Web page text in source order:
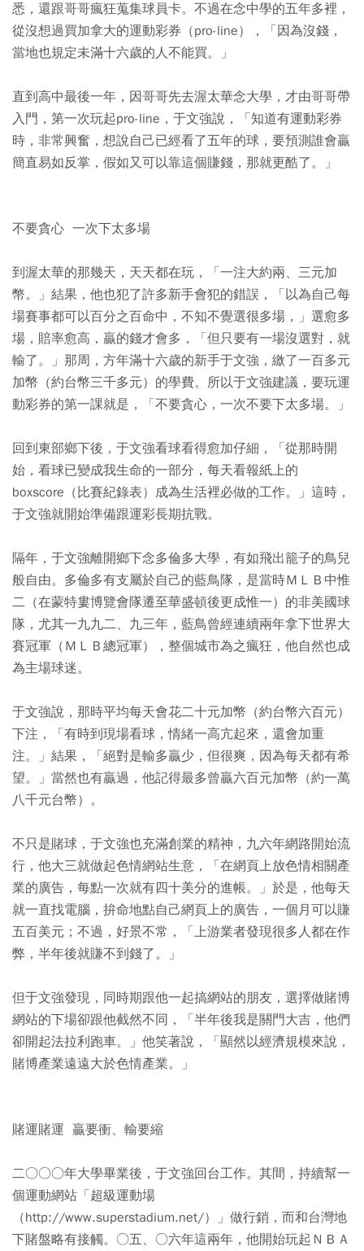
悉，還跟哥哥瘋狂蒐集球員卡。不過在念中學的五年多裡，
從沒想過買加拿大的運動彩券（pro-line），「因為沒錢，
當地也規定未滿十六歲的人不能買。」
直到高中最後一年，因哥哥先去渥太華念大學，才由哥哥帶
入門，第一次玩起pro-line，于文強說，「知道有運動彩券
時，非常興奮，想說自己已經看了五年的球，要預測誰會贏
簡直易如反掌，假如又可以靠這個賺錢，那就更酷了。」
不要貪心 一次下太多場
到渥太華的那幾天，天天都在玩，「一注大約兩、三元加
幣。」結果，他也犯了許多新手會犯的錯誤，「以為自己每
場賽事都可以百分之百命中，不知不覺選很多場，」選愈多
場，賠率愈高，贏的錢才會多，「但只要有一場沒選對，就
輸了。」那周，方年滿十六歲的新手于文強，繳了一百多元
加幣（約台幣三千多元）的學費。所以于文強建議，要玩運
動彩券的第一課就是，「不要貪心，一次不要下太多場。」
回到東部鄉下後，于文強看球看得愈加仔細，「從那時開
始，看球已變成我生命的一部分，每天看報紙上的
boxscore（比賽紀錄表）成為生活裡必做的工作。」這時，
于文強就開始準備跟運彩長期抗戰。
隔年，于文強離開鄉下念多倫多大學，有如飛出籠子的鳥兒
般自由。多倫多有支屬於自己的藍鳥隊，是當時ＭＬＢ中惟
二（在蒙特婁博覽會隊遷至華盛頓後更成惟一）的非美國球
隊，尤其一九九二、九三年，藍鳥曾經連續兩年拿下世界大
賽冠軍（ＭＬＢ總冠軍），整個城市為之瘋狂，他自然也成
為主場球迷。
于文強說，那時平均每天會花二十元加幣（約台幣六百元）
下注，「有時到現場看球，情緒一高亢起來，還會加重
注。」結果，「絕對是輸多贏少，但很爽，因為每天都有希
望。」當然也有贏過，他記得最多曾贏六百元加幣（約一萬
八千元台幣）。
不只是賭球，于文強也充滿創業的精神，九六年網路開始流
行，他大三就做起色情網站生意，「在網頁上放色情相關產
業的廣告，每點一次就有四十美分的進帳。」於是，他每天
就一直找電腦，拚命地點自己網頁上的廣告，一個月可以賺
五百美元；不過，好景不常，「上游業者發現很多人都在作
弊，半年後就賺不到錢了。」
但于文強發現，同時期跟他一起搞網站的朋友，選擇做賭博
網站的下場卻跟他截然不同，「半年後我是關門大吉，他們
卻開起法拉利跑車。」他笑著說，「顯然以經濟規模來說，
賭博產業遠遠大於色情產業。」
賭運賭運 贏要衝、輸要縮
二○○○年大學畢業後，于文強回台工作。其間，持續幫一
個運動網站「超級運動場
（http://www.superstadium.net/）」做行銷，而和台灣地
下賭盤略有接觸。○五、○六年這兩年，他開始玩起ＮＢＡ